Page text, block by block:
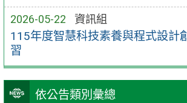
2026-05-22 資訊組
115年度智慧科技素養與程式設計
習
依公告類別彙總